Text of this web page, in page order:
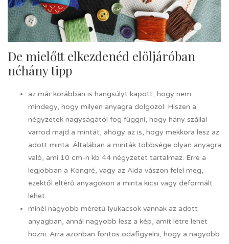
De mielőtt elkezdenéd elöljáróban
néhány tipp
az már korábban is hangsúlyt kapott, hogy nem
mindegy, hogy milyen anyagra dolgozol. Hiszen a
négyzetek nagyságától fog függni, hogy hány szállal
varrod majd a mintát, ahogy az is, hogy mekkora lesz az
adott minta. Általában a minták többsége olyan anyagra
való, ami 10 cm-n kb 44 négyzetet tartalmaz. Erre a
legjobban a Kongré, vagy az Aida vászon felel meg,
ezektől eltérő anyagokon a minta kicsi vagy deformált
lehet.
minél nagyobb méretű lyukacsok vannak az adott
anyagban, annál nagyobb lesz a kép, amit létre lehet
hozni. Arra azonban fontos odafigyelni, hogy a nagyobb